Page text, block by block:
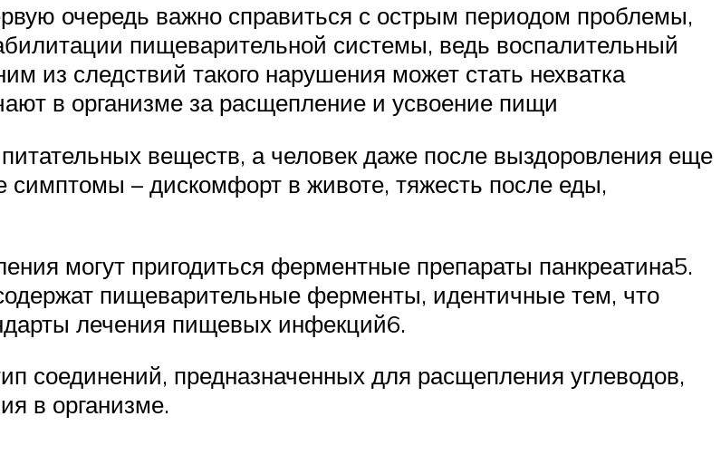
очередь важно справиться с острым периодом проблемы,
пищеварительной системы, ведь воспалительный
из следствий такого нарушения может стать нехватка
в организме за расщепление и усвоение пищи
веществ, а человек даже после выздоровления еще
– дискомфорт в животе, тяжесть после еды,
могут пригодиться ферментные препараты панкреатина5.
пищеварительные ферменты, идентичные тем, что
лечения пищевых инфекций6.
соединений, предназначенных для расщепления углеводов,
в организме.